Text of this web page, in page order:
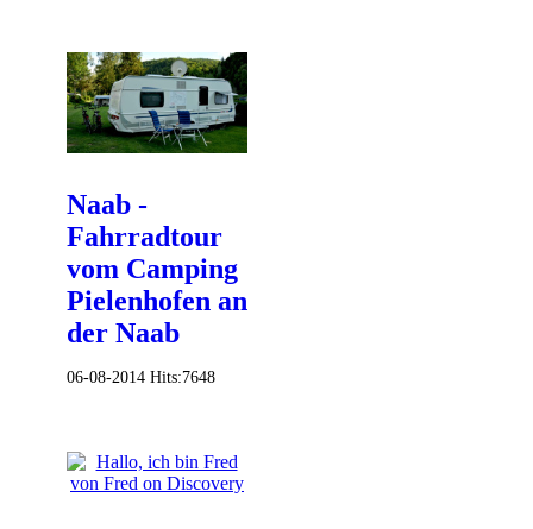
Naab -
Fahrradtour
vom Camping
Pielenhofen an
der Naab
06-08-2014 Hits:7648